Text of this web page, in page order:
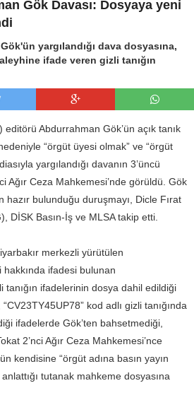
Gök Davası: Dosyaya yeni
yargılandığı dava dosyasına,
ifade veren gizli tanığın
Abdurrahman Gök’ün açık tanık
nedeniyle “örgüt üyesi olmak” ve “örgüt
yargılandığı davanın 3’üncü
Ağır Ceza Mahkemesi’nde görüldü. Gök
hazır bulunduğu duruşmayı, Dicle Fırat
DİSK Basın-İş ve MLSA takip etti.
merkezli yürütülen
ifadesi bulunan
tanığın ifadelerinin dosya dahil edildiği
kod adlı gizli tanığında
ifadelerde Gök’ten bahsetmediği,
2’nci Ağır Ceza Mahkemesi’nce
kendisine “örgüt adına basın yayın
tutanak mahkeme dosyasına